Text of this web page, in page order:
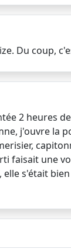
Du coup,
2 heures
j'ouvre la
faisait une
s'était